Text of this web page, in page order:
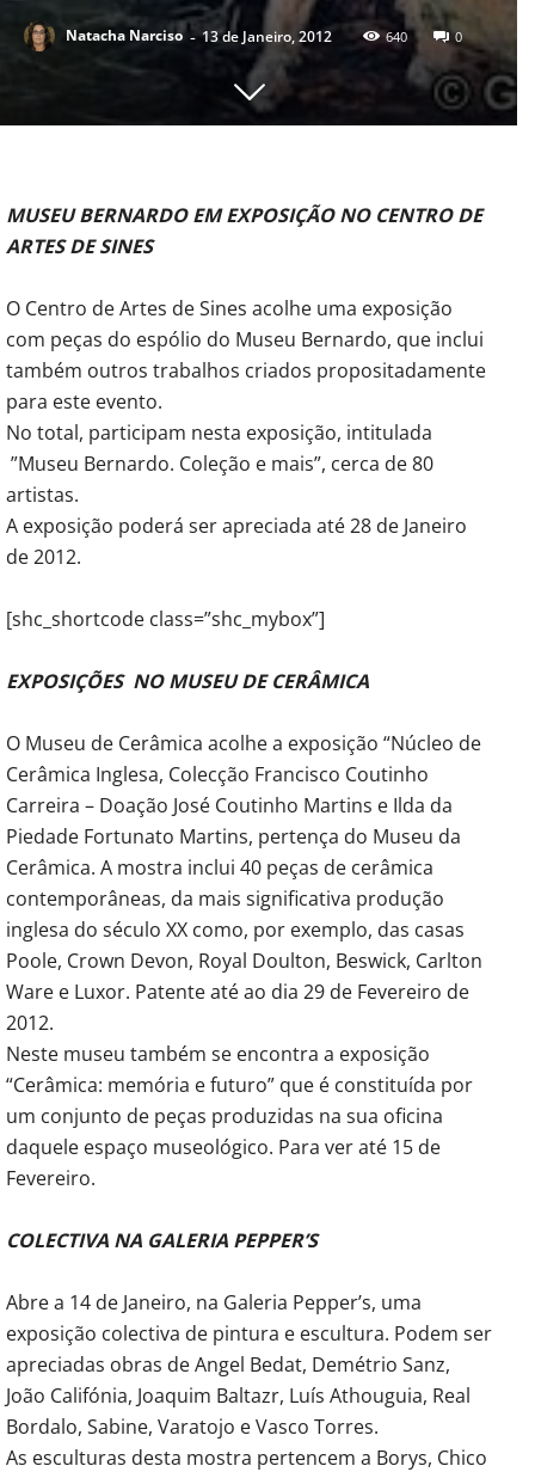
Natacha Narciso - 13 de Janeiro, 2012 640 0
MUSEU BERNARDO EM EXPOSIÇÃO NO CENTRO DE
ARTES DE SINES
O Centro de Artes de Sines acolhe uma exposição
com peças do espólio do Museu Bernardo, que inclui
também outros trabalhos criados propositadamente
para este evento.
No total, participam nesta exposição, intitulada
”Museu Bernardo. Coleção e mais”, cerca de 80
artistas.
A exposição poderá ser apreciada até 28 de Janeiro
de 2012.
[shc_shortcode class=”shc_mybox”]
EXPOSIÇÕES NO MUSEU DE CERÂMICA
O Museu de Cerâmica acolhe a exposição “Núcleo de
Cerâmica Inglesa, Colecção Francisco Coutinho
Carreira – Doação José Coutinho Martins e Ilda da
Piedade Fortunato Martins, pertença do Museu da
Cerâmica. A mostra inclui 40 peças de cerâmica
contemporâneas, da mais significativa produção
inglesa do século XX como, por exemplo, das casas
Poole, Crown Devon, Royal Doulton, Beswick, Carlton
Ware e Luxor. Patente até ao dia 29 de Fevereiro de
2012.
Neste museu também se encontra a exposição
“Cerâmica: memória e futuro” que é constituída por
um conjunto de peças produzidas na sua oficina
daquele espaço museológico. Para ver até 15 de
Fevereiro.
COLECTIVA NA GALERIA PEPPER’S
Abre a 14 de Janeiro, na Galeria Pepper’s, uma
exposição colectiva de pintura e escultura. Podem ser
apreciadas obras de Angel Bedat, Demétrio Sanz,
João Califónia, Joaquim Baltazr, Luís Athouguia, Real
Bordalo, Sabine, Varatojo e Vasco Torres.
As esculturas desta mostra pertencem a Borys, Chico